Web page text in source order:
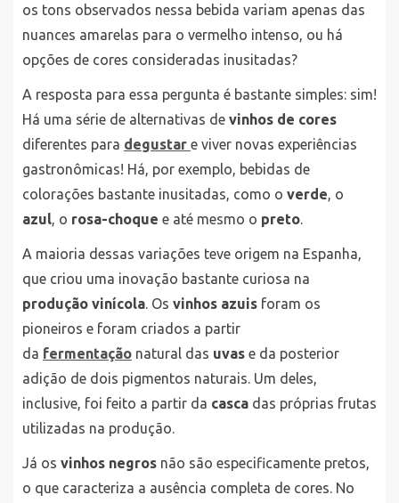
os tons observados nessa bebida variam apenas das
nuances amarelas para o vermelho intenso, ou há
opções de cores consideradas inusitadas?
A resposta para essa pergunta é bastante simples: sim!
Há uma série de alternativas de vinhos de cores
diferentes para degustar e viver novas experiências
gastronômicas! Há, por exemplo, bebidas de
colorações bastante inusitadas, como o verde, o
azul, o rosa-choque e até mesmo o preto.
A maioria dessas variações teve origem na Espanha,
que criou uma inovação bastante curiosa na
produção vinícola. Os vinhos azuis foram os
pioneiros e foram criados a partir
da fermentação natural das uvas e da posterior
adição de dois pigmentos naturais. Um deles,
inclusive, foi feito a partir da casca das próprias frutas
utilizadas na produção.
Já os vinhos negros não são especificamente pretos,
o que caracteriza a ausência completa de cores. No